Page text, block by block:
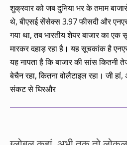
05
शुक्रवार को जब दुनिया भर के तमाम
थे, बीएसई सेंसेक्स 3.97 फीसदी और
गया था, तब भारतीय शेयर बाजार का
मारकर दहाड़ रहा है। यह सूचकांक है
यह नापता है कि बाजार की सांस कितनी
बेचैन रहा, कितना वोलैटाइल रहा। जी
संकट से घिरऔर